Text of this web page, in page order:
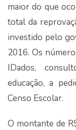
maior do que
total da
investido pelo
2016. Os
IDados,
educação, a
Censo Escolar.
O montante de